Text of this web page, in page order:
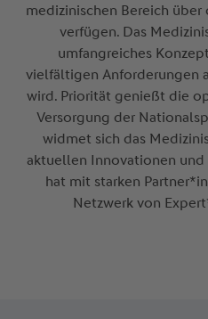
medizinischen Bereich über
verfügen. Das
umfangreiches
vielfältigen Anforderungen
wird. Priorität genießt die
Versorgung der
widmet sich das
aktuellen Innovationen
hat mit starken
Netzwerk von